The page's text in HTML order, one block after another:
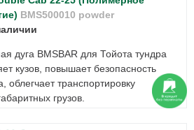
BMS500010 powder
дуга BMSBAR для Тойота тундра
кузов, повышает безопасность
облегчает транспортировку
грузов.